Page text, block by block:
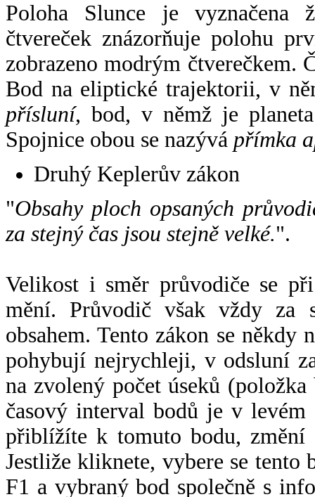
Poloha Slunce je vyznačena
čtvereček znázorňuje polohu
zobrazeno modrým čtverečkem.
Bod na eliptické trajektorii, v
přísluní, bod, v němž je
Spojnice obou se nazývá přímka
Druhý Keplerův zákon
"Obsahy ploch opsaných
za stejný čas jsou stejně velké.".
Velikost i směr průvodiče se
mění. Průvodič však vždy za
obsahem. Tento zákon se někdy
pohybují nejrychleji, v odsluní
na zvolený počet úseků
časový interval bodů je v
přiblížíte k tomuto bodu,
Jestliže kliknete, vybere se tento
F1 a vybraný bod společně s